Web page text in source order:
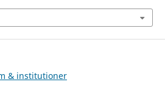
& institutioner